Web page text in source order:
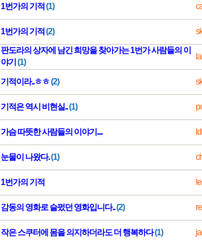
1번가의 기적(1)
1번가의 기적(2)
판도라의 상자에 남긴 희망을 찾아가는 1번가 사람들의 이
야기(1)
기적이라..ㅎㅎ(2)
기적은 역시 비현실..(1)
가슴 따뜻한 사람들의 이야기....
눈물이 나왔다.(1)
1번가의 기적
감동의 영화로 슬펐던 영화입니다..(2)
작은 스쿠터에 몸을 의지하더라도 더 행복하다(1)